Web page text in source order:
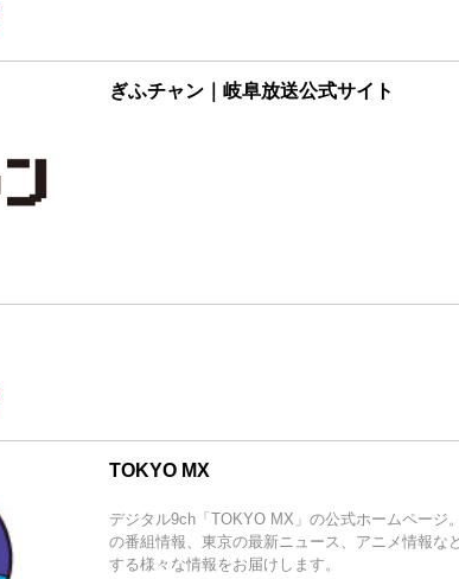
ぎふチャン｜岐阜放送公式サイト
TOKYO MX
デジタル9ch「TOKYO MX」の公式ホームページ
の番組情報、東京の最新ニュース、アニメ情報な
する様々な情報をお届けします。